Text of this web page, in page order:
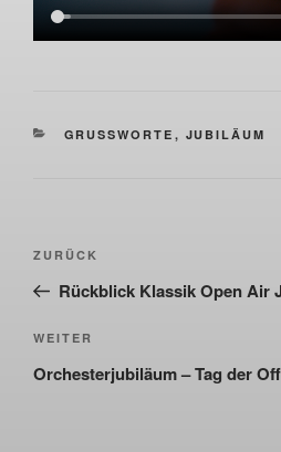
KATEGORIEN
GRUSSWORTE , JUBILÄUM
Beitragsnavigation
Vorheriger
Beitrag
ZURÜCK
Rückblick Klassik Open Air
Nächster
Beitrag
WEITER
Orchesterjubiläum – Tag der